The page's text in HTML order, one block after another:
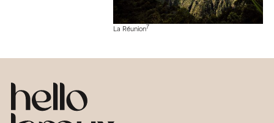
La Réunion7